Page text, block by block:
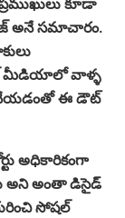
అనే సమాచారం.
మీడియాలో వాళ్ళ
ఈ డౌట్
అధికారికంగా
అని అంతా డిసైడ్
సోషల్